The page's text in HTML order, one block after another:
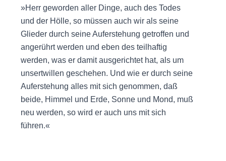
»Herr geworden aller Dinge, auch des Todes
und der Hölle, so müssen auch wir als seine
Glieder durch seine Auferstehung getroffen und
angerührt werden und eben des teilhaftig
werden, was er damit ausgerichtet hat, als um
unsertwillen geschehen. Und wie er durch seine
Auferstehung alles mit sich genommen, daß
beide, Himmel und Erde, Sonne und Mond, muß
neu werden, so wird er auch uns mit sich
führen.«